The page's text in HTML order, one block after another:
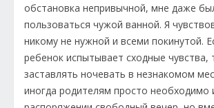
обстановка непривычной, мне даже
пользоваться чужой ванной. Я
никому не нужной и всеми покинутой.
ребенок испытывает сходные чувства,
заставлять ночевать в незнакомом
иногда родителям просто необходимо